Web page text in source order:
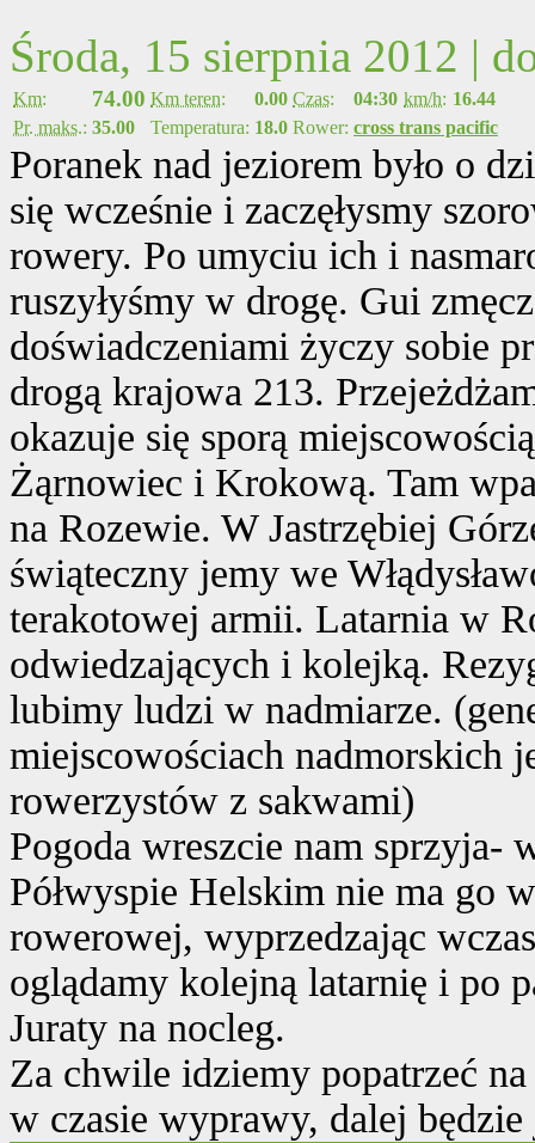
Środa, 15 sierpnia 2012 |
Km: 74.00 Km teren: 0.00 Czas: 04:30 km/h: 16.44
Pr. maks.: 35.00 Temperatura: 18.0 Rower: cross trans pacific
Poranek nad jeziorem było o
się wcześnie i zaczęłysmy
rowery. Po umyciu ich i
ruszyłyśmy w drogę. Gui
doświadczeniami życzy sobie
drogą krajowa 213.
okazuje się sporą
Żąrnowiec i Krokową. Tam
na Rozewie. W Jastrzębiej
świąteczny jemy we
terakotowej armii. Latarnia w
odwiedzających i kolejką.
lubimy ludzi w nadmiarze.
miejscowościach nadmorskich
rowerzystów z sakwami)
Pogoda wreszcie nam sprzyja-
Półwyspie Helskim nie ma go
rowerowej, wyprzedzając
oglądamy kolejną latarnię i po
Juraty na nocleg.
Za chwile idziemy popatrzeć
w czasie wyprawy, dalej